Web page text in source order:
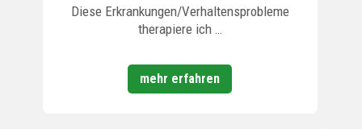
Diese Erkrankungen/Verhaltensprobleme
therapiere ich …
mehr erfahren